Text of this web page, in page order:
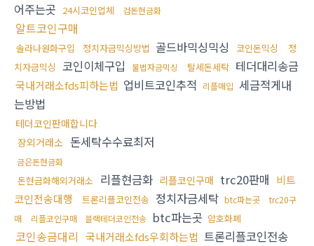
어주는곳 24시코인업체 검돈현금화
알트코인구매
솔라나원화구입 정치자금믹싱방법 골드바믹싱믹싱 코인돈믹싱
정
치자금믹싱 코인이체구입 불법자금믹싱 탈세돈세탁 테더대리송금
국내거래소fds피하는법 업비트코인추적 리플매입 세금적게내
는방법
테더코인판매합니다
장외거래소 돈세탁수수료최저
금은돈현금화
돈현금화해외거래소 리플현금화 리플코인구매 trc20판매 비트
코인전송대행
트론리플코인전송 정치자금세탁 btc파는곳
trc20구
매
리플코인구매 블랙테더코인전송 btc파는곳 암호화폐
코인송금대리 국내거래소fds우회하는법 트론리플코인전송